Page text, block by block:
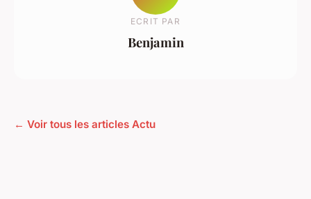
ECRIT PAR
Benjamin
← Voir tous les articles Actu